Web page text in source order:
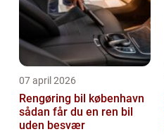
07 april 2026
Rengøring bil københavn
sådan får du en ren bil
uden besvær